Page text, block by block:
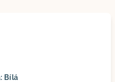
Bílá